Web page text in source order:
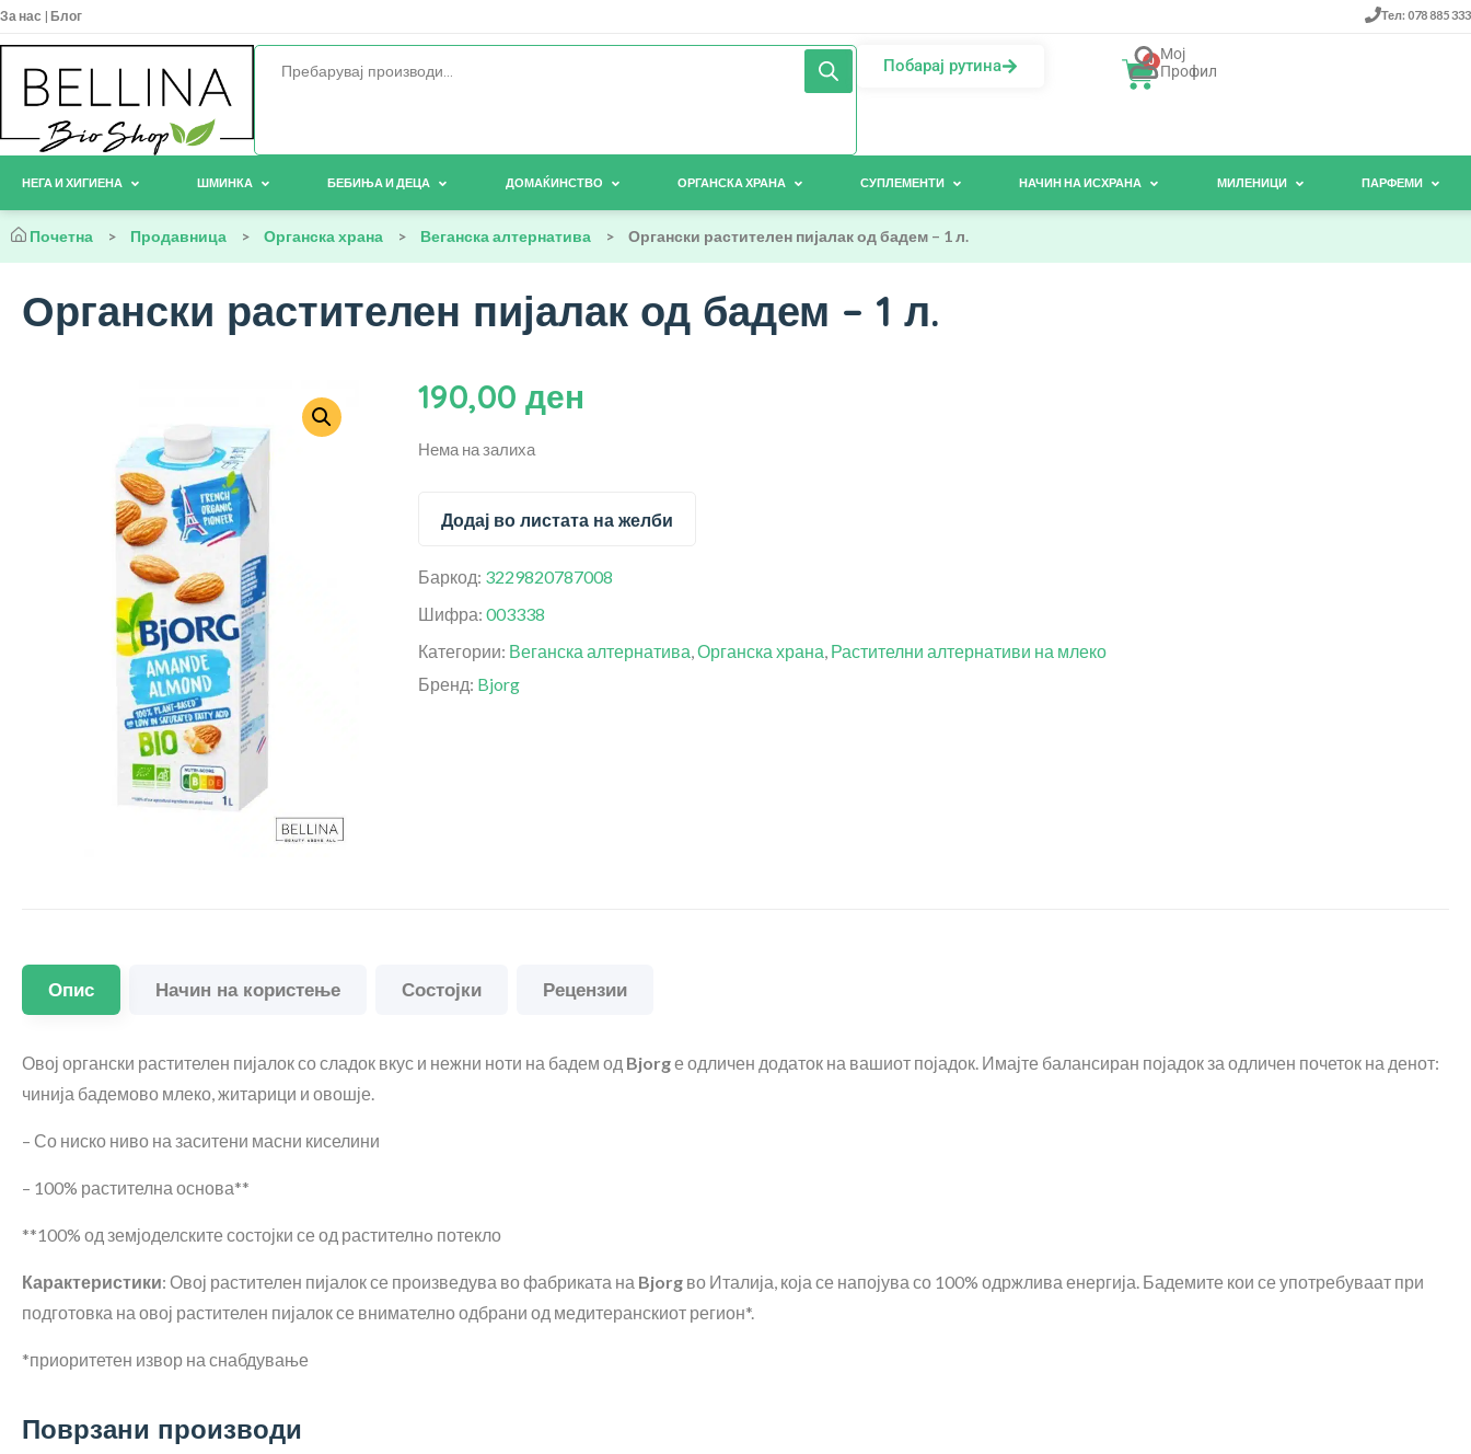
За нас | Блог Тел: 078 885 333
Побарај рутина 0 Мој
Профил
НЕГА И ХИГИЕНА ШМИНКА БЕБИЊА И ДЕЦА ДОМАЌИНСТВО ОРГАНСКА ХРАНА СУПЛЕМЕНТИ НАЧИН НА ИСХРАНА МИЛЕНИЦИ ПАРФЕМИ
Почетна > Продавница > Органска храна > Веганска алтернатива > Органски растителен пијалак од бадем – 1 л.
Органски растителен пијалак од бадем – 1 л.
190,00 ден
Нема на залиха
Додај во листата на желби
Баркод: 3229820787008
Шифра: 003338
Категории: Веганска алтернатива,Органска храна, Растителни алтернативи на млеко
Бренд: Bjorg
Опис Начин на користење Состојки Рецензии
Овој органски растителен пијалок со сладок вкус и нежни ноти на бадем од Bjorgе одличен додаток на вашиот појадок. Имајте балансиран појадок за одличен почеток на денот:
чинија бадемово млеко, житарици и овошје.
– Со ниско ниво на заситени масни киселини
– 100% растителна основа**
**100% од земјоделските состојки се од растителнo потекло
Карактеристики: Овој растителен пијалок се произведува во фабриката на Bjorg во Италија, која се напојува со 100% одржлива енергија. Бадемите кои се употребуваат при
подготовка на овој растителен пијалок се внимателно одбрани од медитеранскиот регион*.
*приоритетен извор на снабдување
Поврзани производи